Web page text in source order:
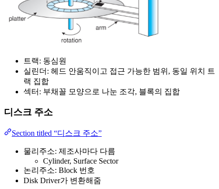
트랙: 동심원
실린더: 헤드 안움직이고 접근 가능한 범위, 동일 위치 트
랙 집합
섹터: 부채꼴 모양으로 나눈 조각, 블록의 집합
디스크 주소
Section titled “디스크 주소”
물리주소: 제조사마다 다름
Cylinder, Surface Sector
논리주소: Block 번호
Disk Driver가 변환해줌